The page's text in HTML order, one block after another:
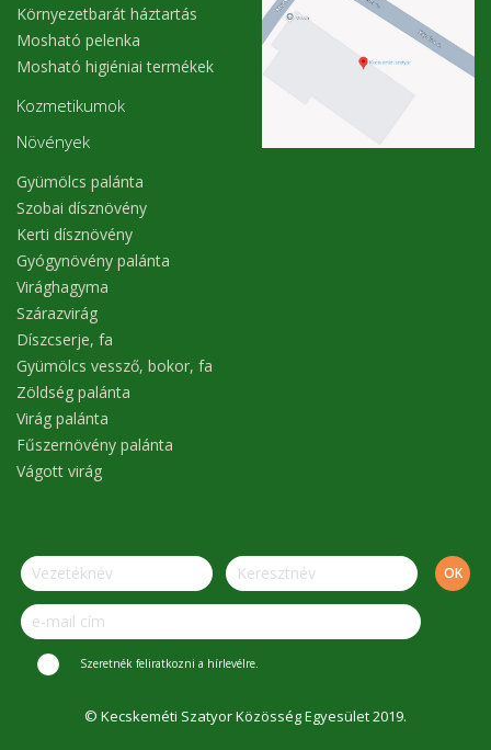
Környezetbarát háztartás
Mosható pelenka
Mosható higiéniai termékek
Kozmetikumok
Növények
Gyümölcs palánta
Szobai dísznövény
Kerti dísznövény
Gyógynövény palánta
Virághagyma
Szárazvirág
Díszcserje, fa
Gyümölcs vessző, bokor, fa
Zöldség palánta
Virág palánta
Fűszernövény palánta
Vágott virág
Szeretnék feliratkozni a hírlevélre.
© Kecskeméti Szatyor Közösség Egyesület 2019.